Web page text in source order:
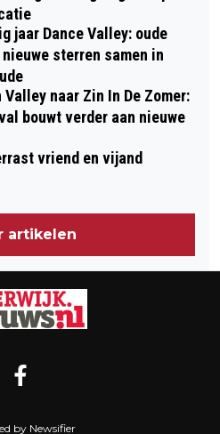
jaar Dance Valley: oude
nieuwe sterren samen in
Valley naar Zin In De Zomer:
bouwt verder aan nieuwe
vriend en vijand
artikelen
by Newsifier